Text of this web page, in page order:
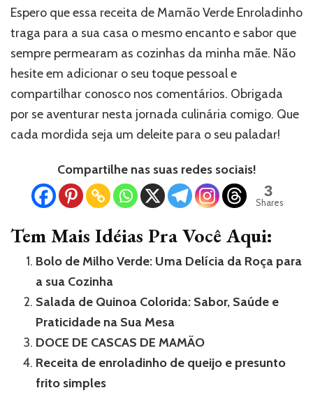
Espero que essa receita de Mamão Verde Enroladinho
traga para a sua casa o mesmo encanto e sabor que
sempre permearam as cozinhas da minha mãe. Não
hesite em adicionar o seu toque pessoal e
compartilhar conosco nos comentários. Obrigada
por se aventurar nesta jornada culinária comigo. Que
cada mordida seja um deleite para o seu paladar!
Compartilhe nas suas redes sociais!
3
Shares
Tem Mais Idéias Pra Você Aqui:
Bolo de Milho Verde: Uma Delícia da Roça para
a sua Cozinha
Salada de Quinoa Colorida: Sabor, Saúde e
Praticidade na Sua Mesa
DOCE DE CASCAS DE MAMÃO
Receita de enroladinho de queijo e presunto
frito simples